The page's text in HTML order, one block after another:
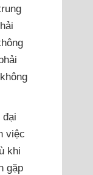
việc
khi
gặp